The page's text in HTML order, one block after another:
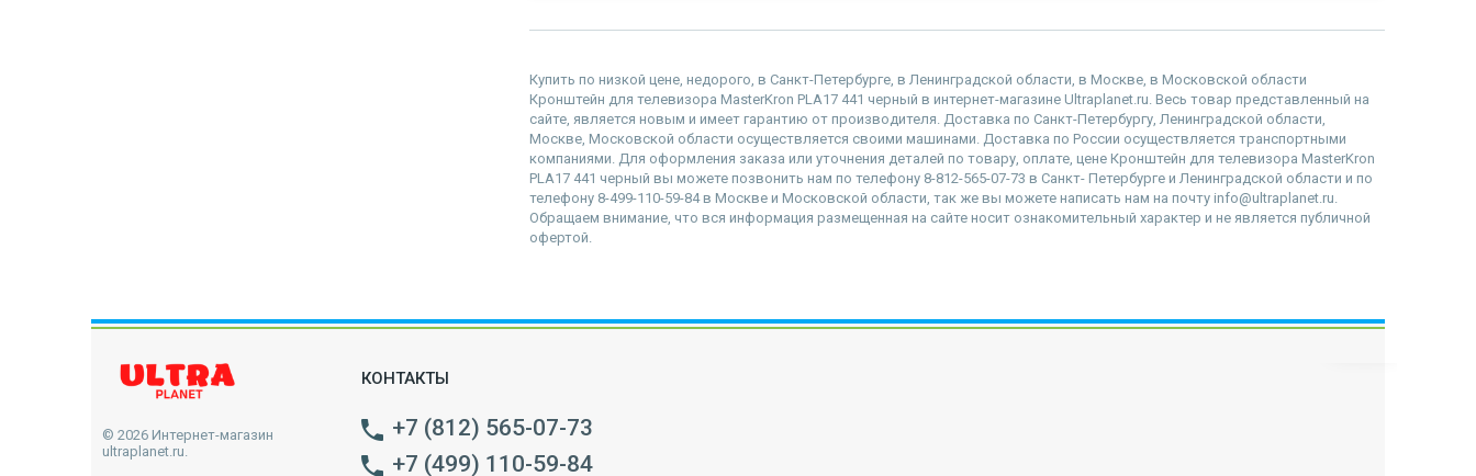
Купить по низкой цене, недорого, в Санкт-Петербурге, в Ленинградской области, в Москве, в Московской области
Кронштейн для телевизора MasterKron PLA17 441 черный в интернет-магазине Ultraplanet.ru. Весь товар представленный на
сайте, является новым и имеет гарантию от производителя. Доставка по Санкт-Петербургу, Ленинградской области,
Москве, Московской области осуществляется своими машинами. Доставка по России осуществляется транспортными
компаниями. Для оформления заказа или уточнения деталей по товару, оплате, цене Кронштейн для телевизора MasterKron
PLA17 441 черный вы можете позвонить нам по телефону 8-812-565-07-73 в Санкт- Петербурге и Ленинградской области и по
телефону 8-499-110-59-84 в Москве и Московской области, так же вы можете написать нам на почту info@ultraplanet.ru.
Обращаем внимание, что вся информация размещенная на сайте носит ознакомительный характер и не является публичной
офертой.
© 2026 Интернет-магазин
ultraplanet.ru.
КОНТАКТЫ
+7 (812) 565-07-73
+7 (499) 110-59-84
наверх